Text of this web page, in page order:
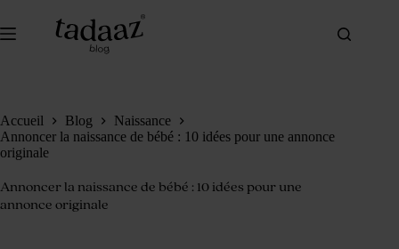
contenu
Accueil Blog
Naissance
Annoncer la naissance de bébé : 10 idées pour une annonce
originale
Annoncer la naissance de bébé : 10 idées pour une
annonce originale